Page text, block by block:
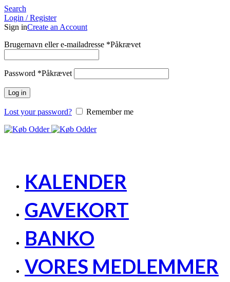
Search
Login / Register
Sign inCreate an Account
Brugernavn eller e-mailadresse *Påkrævet
Password *Påkrævet
Log in
Lost your password? Remember me
KALENDER
GAVEKORT
BANKO
VORES MEDLEMMER